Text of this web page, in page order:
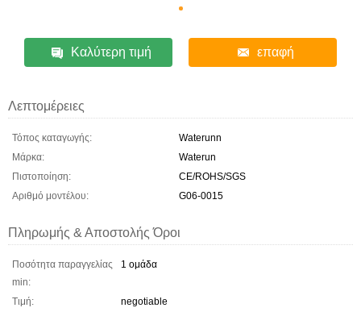
Καλύτερη τιμή επαφή
Λεπτομέρειες
Τόπος καταγωγής:
Waterunn
Μάρκα:
Waterun
Πιστοποίηση:
CE/ROHS/SGS
Αριθμό μοντέλου:
G06-0015
Πληρωμής & Αποστολής Όροι
Ποσότητα παραγγελίας
min:
1 ομάδα
Τιμή:
negotiable